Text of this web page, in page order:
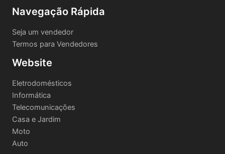
Navegação Rápida
Seja um vendedor
Termos para Vendedores
Website
Eletrodomésticos
Informática
Telecomunicações
Casa e Jardim
Moto
Auto